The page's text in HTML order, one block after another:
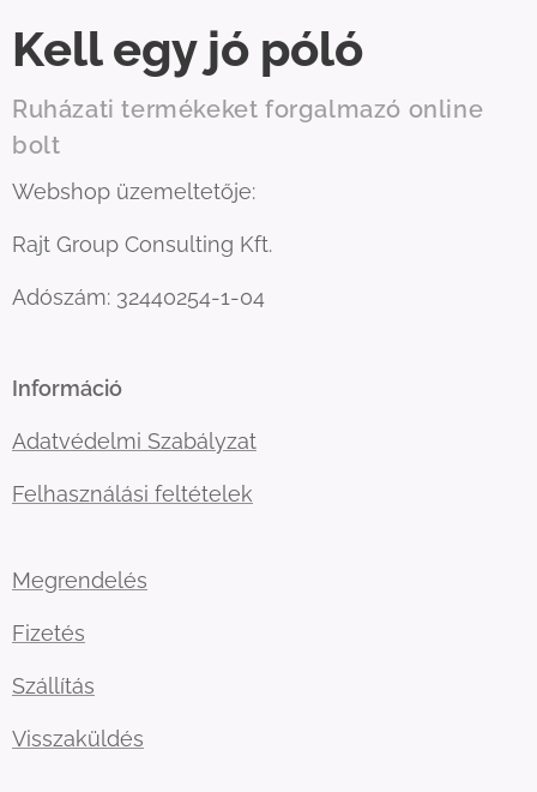
Kell egy jó póló
Ruházati termékeket forgalmazó online
bolt
Webshop üzemeltetője:
Rajt Group Consulting Kft.
Adószám: 32440254-1-04
Információ
Adatvédelmi Szabályzat
Felhasználási feltételek
Megrendelés
Fizetés
Szállítás
Visszaküldés